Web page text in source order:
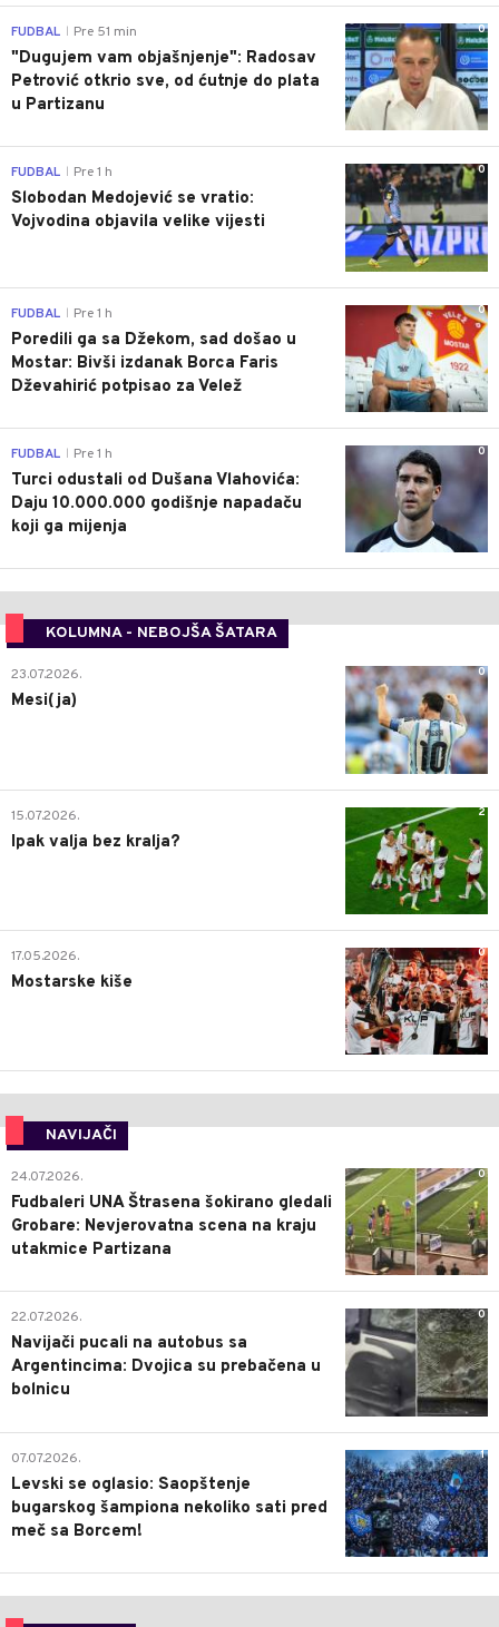
0
FUDBAL Pre 51 min
"Dugujem vam objašnjenje": Radosav
Petrović otkrio sve, od ćutnje do plata
u Partizanu
0
FUDBAL Pre 1 h
Slobodan Medojević se vratio:
Vojvodina objavila velike vijesti
0
FUDBAL Pre 1 h
Poredili ga sa Džekom, sad došao u
Mostar: Bivši izdanak Borca Faris
Dževahirić potpisao za Velež
0
FUDBAL Pre 1 h
Turci odustali od Dušana Vlahovića:
Daju 10.000.000 godišnje napadaču
koji ga mijenja
KOLUMNA - NEBOJŠA ŠATARA
0
23.07.2026.
Mesi(ja)
2
15.07.2026.
Ipak valja bez kralja?
0
17.05.2026.
Mostarske kiše
NAVIJAČI
0
24.07.2026.
Fudbaleri UNA Štrasena šokirano gledali
Grobare: Nevjerovatna scena na kraju
utakmice Partizana
0
22.07.2026.
Navijači pucali na autobus sa
Argentincima: Dvojica su prebačena u
bolnicu
1
07.07.2026.
Levski se oglasio: Saopštenje
bugarskog šampiona nekoliko sati pred
meč sa Borcem!